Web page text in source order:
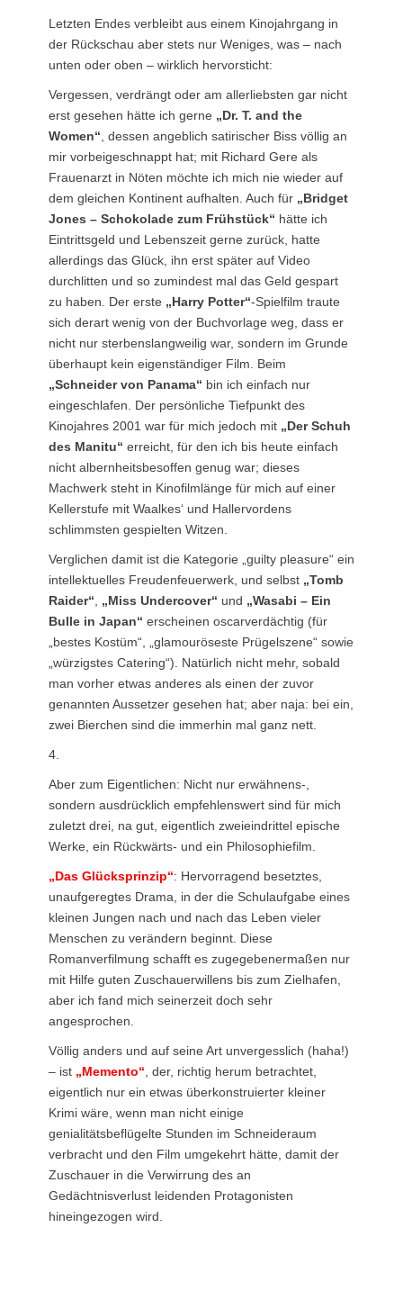
Letzten Endes verbleibt aus einem Kinojahrgang in
der Rückschau aber stets nur Weniges, was – nach
unten oder oben – wirklich hervorsticht:
Vergessen, verdrängt oder am allerliebsten gar nicht
erst gesehen hätte ich gerne „Dr. T. and the
Women“ , dessen angeblich satirischer Biss völlig an
mir vorbeigeschnappt hat; mit Richard Gere als
Frauenarzt in Nöten möchte ich mich nie wieder auf
dem gleichen Kontinent aufhalten. Auch für „Bridget
Jones – Schokolade zum Frühstück“ hätte ich
Eintrittsgeld und Lebenszeit gerne zurück, hatte
allerdings das Glück, ihn erst später auf Video
durchlitten und so zumindest mal das Geld gespart
zu haben. Der erste „Harry Potter“-Spielfilm traute
sich derart wenig von der Buchvorlage weg, dass er
nicht nur sterbenslangweilig war, sondern im Grunde
überhaupt kein eigenständiger Film. Beim
„Schneider von Panama“ bin ich einfach nur
eingeschlafen. Der persönliche Tiefpunkt des
Kinojahres 2001 war für mich jedoch mit „Der Schuh
des Manitu“ erreicht, für den ich bis heute einfach
nicht albernheitsbesoffen genug war; dieses
Machwerk steht in Kinofilmlänge für mich auf einer
Kellerstufe mit Waalkes‘ und Hallervordens
schlimmsten gespielten Witzen.
Verglichen damit ist die Kategorie „guilty pleasure“ ein
intellektuelles Freudenfeuerwerk, und selbst „Tomb
Raider“
„Miss Undercover“ und „Wasabi – Ein
Bulle in Japan“ erscheinen oscarverdächtig (für
„bestes Kostüm“, „glamouröseste Prügelszene“ sowie
„würzigstes Catering“). Natürlich nicht mehr, sobald
man vorher etwas anderes als einen der zuvor
genannten Aussetzer gesehen hat; aber naja: bei ein,
zwei Bierchen sind die immerhin mal ganz nett.
4.
Aber zum Eigentlichen: Nicht nur erwähnens-,
sondern ausdrücklich empfehlenswert sind für mich
zuletzt drei, na gut, eigentlich zweieindrittel epische
Werke, ein Rückwärts- und ein Philosophiefilm.
„Das Glücksprinzip“: Hervorragend besetztes,
unaufgeregtes Drama, in der die Schulaufgabe eines
kleinen Jungen nach und nach das Leben vieler
Menschen zu verändern beginnt. Diese
Romanverfilmung schafft es zugegebenermaßen nur
mit Hilfe guten Zuschauerwillens bis zum Zielhafen,
aber ich fand mich seinerzeit doch sehr
angesprochen.
Völlig anders und auf seine Art unvergesslich (haha!)
– ist „Memento“ , der, richtig herum betrachtet,
eigentlich nur ein etwas überkonstruierter kleiner
Krimi wäre, wenn man nicht einige
genialitätsbeflügelte Stunden im Schneideraum
verbracht und den Film umgekehrt hätte, damit der
Zuschauer in die Verwirrung des an
Gedächtnisverlust leidenden Protagonisten
hineingezogen wird.